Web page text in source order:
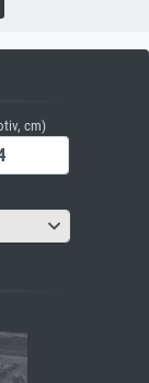
cm)